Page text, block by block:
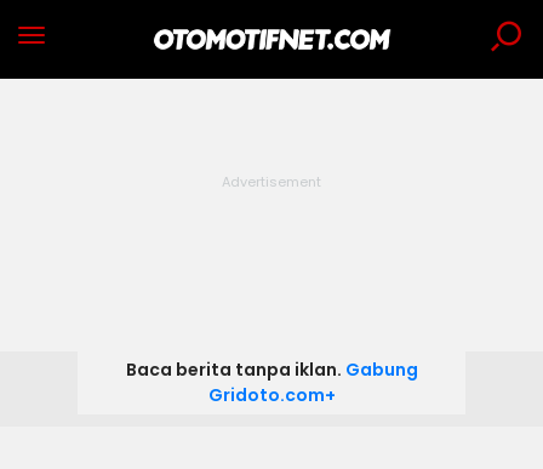
Baca berita tanpa iklan. Gabung
Gridoto.com+